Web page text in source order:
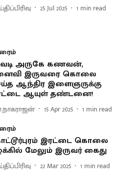
25 Jul 2025 1 min read
அருகே கணவன்,
இருவரை கொலை
ஆந்திர இளைஞருக்கு
ஆயுள் தண்டனை!
15 Apr 2025 1 min read
இரட்டை கொலை
மேலும் இருவர் கைது
22 Mar 2025 1 min read